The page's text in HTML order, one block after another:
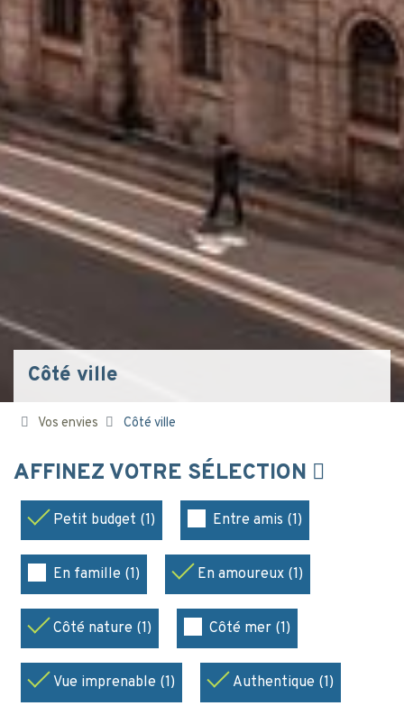
Côté ville
Vos envies Côté ville
AFFINEZ VOTRE SÉLECTION
Petit budget (1) Entre amis (1)
En famille (1) En amoureux (1)
Côté nature (1) Côté mer (1)
Vue imprenable (1) Authentique (1)